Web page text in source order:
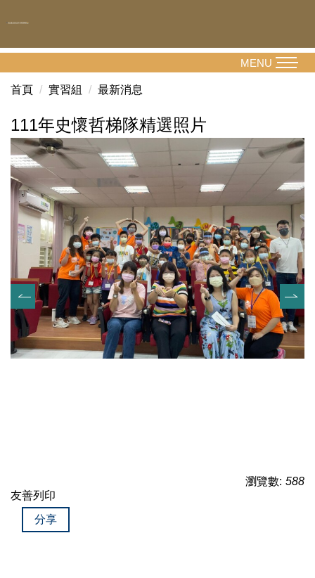
到
容
MENU
首頁 實習組 最新消息
111年史懷哲梯隊精選照片
瀏覽數: 588
友善列印
分享